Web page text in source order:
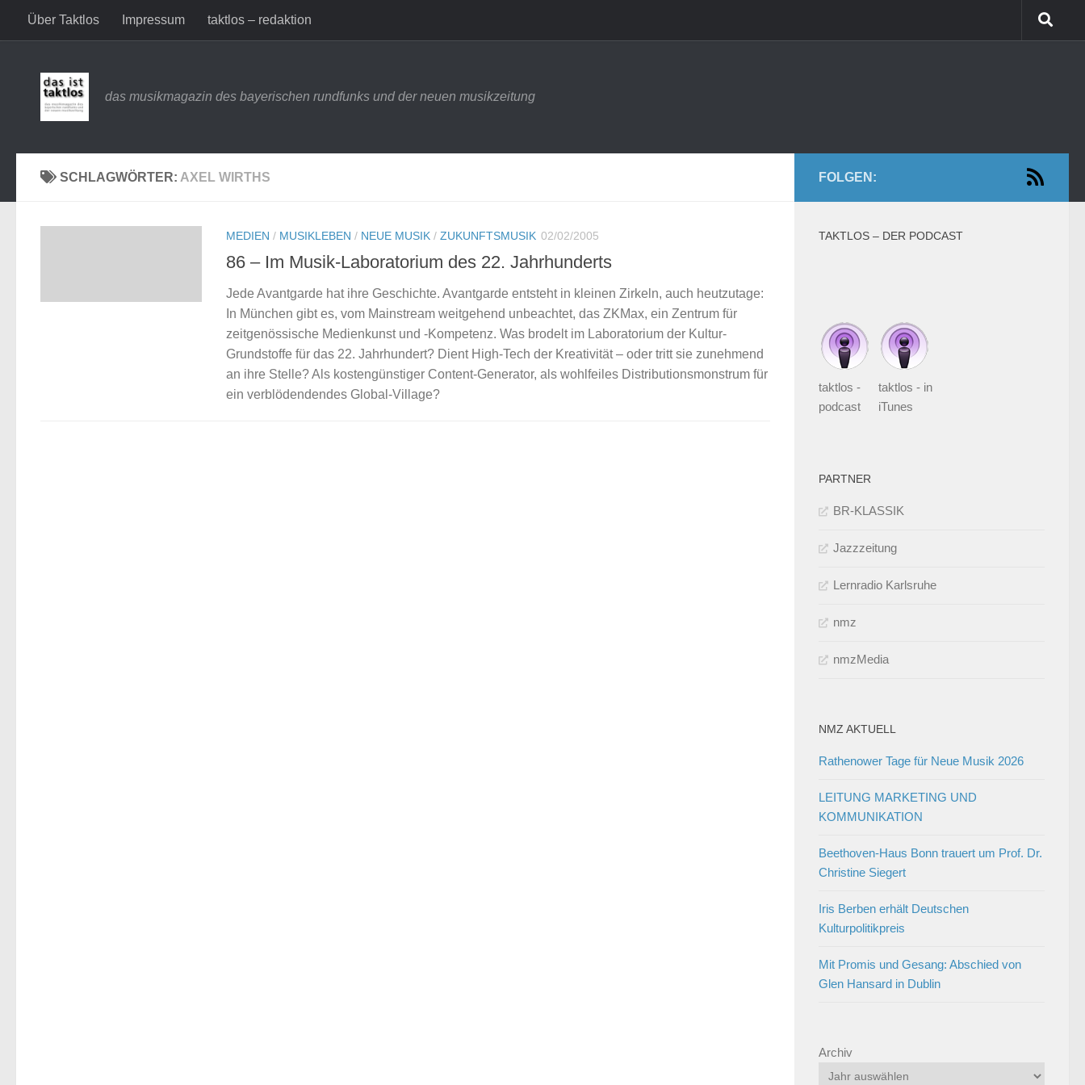
Zum Inhalt springen
Über Taktlos Impressum taktlos – redaktion
das musikmagazin des bayerischen rundfunks und der neuen musikzeitung
SCHLAGWÖRTER: AXEL WIRTHS
MEDIEN / MUSIKLEBEN / NEUE MUSIK / ZUKUNFTSMUSIK 02/02/2005
86 – Im Musik-Laboratorium des 22. Jahrhunderts
Jede Avantgarde hat ihre Geschichte. Avantgarde entsteht in kleinen Zirkeln, auch heutzutage:
In München gibt es, vom Mainstream weitgehend unbeachtet, das ZKMax, ein Zentrum für
zeitgenössische Medienkunst und -Kompetenz. Was brodelt im Laboratorium der Kultur-
Grundstoffe für das 22. Jahrhundert? Dient High-Tech der Kreativität – oder tritt sie zunehmend
an ihre Stelle? Als kostengünstiger Content-Generator, als wohlfeiles Distributionsmonstrum für
ein verblödendendes Global-Village?
FOLGEN:
TAKTLOS – DER PODCAST
taktlos -
podcast
taktlos - in
iTunes
PARTNER
BR-KLASSIK
Jazzzeitung
Lernradio Karlsruhe
nmz
nmzMedia
NMZ AKTUELL
Rathenower Tage für Neue Musik 2026
LEITUNG MARKETING UND
KOMMUNIKATION
Beethoven-Haus Bonn trauert um Prof. Dr.
Christine Siegert
Iris Berben erhält Deutschen
Kulturpolitikpreis
Mit Promis und Gesang: Abschied von
Glen Hansard in Dublin
Archiv